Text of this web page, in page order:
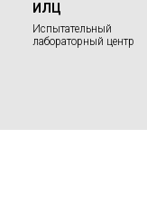
ИЛЦ
Испытательный
лабораторный центр